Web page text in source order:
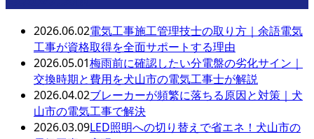
2026.06.02電気工事施工管理技士の取り方｜余語電気
工事が資格取得を全面サポートする理由
2026.05.01梅雨前に確認したい分電盤の劣化サイン｜
交換時期と費用を犬山市の電気工事士が解説
2026.04.02ブレーカーが頻繁に落ちる原因と対策｜犬
山市の電気工事で解決
2026.03.09LED照明への切り替えで省エネ！犬山市の